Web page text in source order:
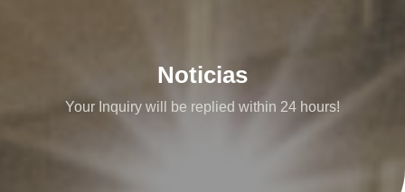
Noticias
Your Inquiry will be replied within 24 hours!